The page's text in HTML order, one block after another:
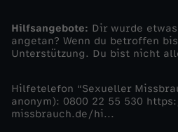
i
l
i
Hilfsangebote: Dir wurde
angetan? Wenn du betroffen
Unterstützung. Du bist nicht
Hilfetelefon “Sexueller
anonym): 0800 22 55 530
missbrauch.de/hi...